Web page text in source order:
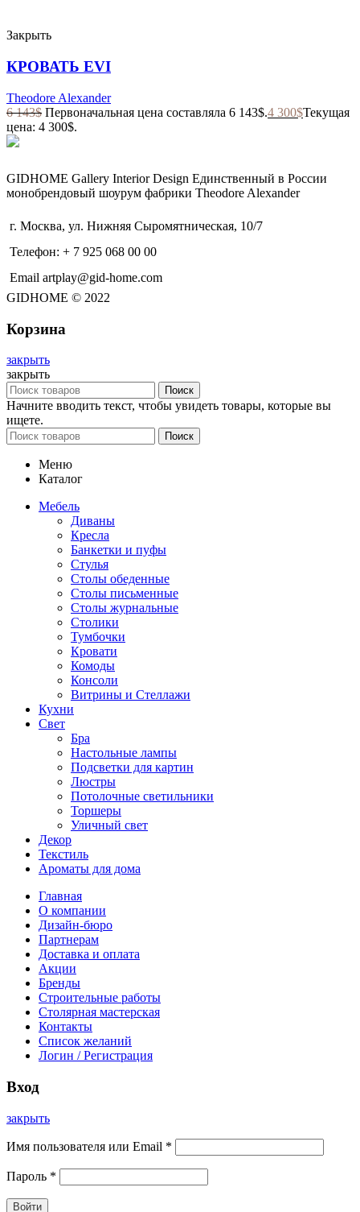
Закрыть
КРОВАТЬ EVI
Theodore Alexander
6 143$ Первоначальная цена составляла 6 143$.4 300$Текущая
цена: 4 300$.
GIDHOME Gallery Interior Design Единственный в России
монобрендовый шоурум фабрики Theodore Alexander
г. Москва, ул. Нижняя Сыромятническая, 10/7
Телефон: + 7 925 068 00 00
Email artplay@gid-home.com
GIDHOME © 2022
Корзина
закрыть
закрыть
Поиск
Начните вводить текст, чтобы увидеть товары, которые вы
ищете.
Поиск
Меню
Каталог
Мебель
Диваны
Кресла
Банкетки и пуфы
Стулья
Столы обеденные
Столы письменные
Столы журнальные
Столики
Тумбочки
Кровати
Комоды
Консоли
Витрины и Стеллажи
Кухни
Свет
Бра
Настольные лампы
Подсветки для картин
Люстры
Потолочные светильники
Торшеры
Уличный свет
Декор
Текстиль
Ароматы для дома
Главная
О компании
Дизайн-бюро
Партнерам
Доставка и оплата
Акции
Бренды
Строительные работы
Столярная мастерская
Контакты
Список желаний
Логин / Регистрация
Вход
закрыть
Имя пользователя или Email *
Пароль *
Войти